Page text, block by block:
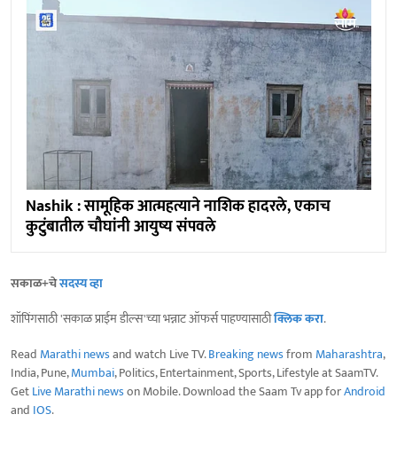
Nashik : सामूहिक आत्महत्याने नाशिक हादरले, एकाच
कुटुंबातील चौघांनी आयुष्य संपवले
सकाळ+चेसदस्य व्हा
शॉपिंगसाठी 'सकाळ प्राईम डील्स'च्या भन्नाट ऑफर्स पाहण्यासाठीक्लिक करा.
Read Marathi newsand watch Live TV.Breaking newsfrom Maharashtra,
India, Pune,Mumbai, Politics, Entertainment, Sports, Lifestyle at SaamTV.
GetLive Marathi newson Mobile. Download the Saam Tv app forAndroid
and IOS.